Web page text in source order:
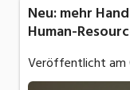
Neu: mehr
Human-
Veröffentlicht am